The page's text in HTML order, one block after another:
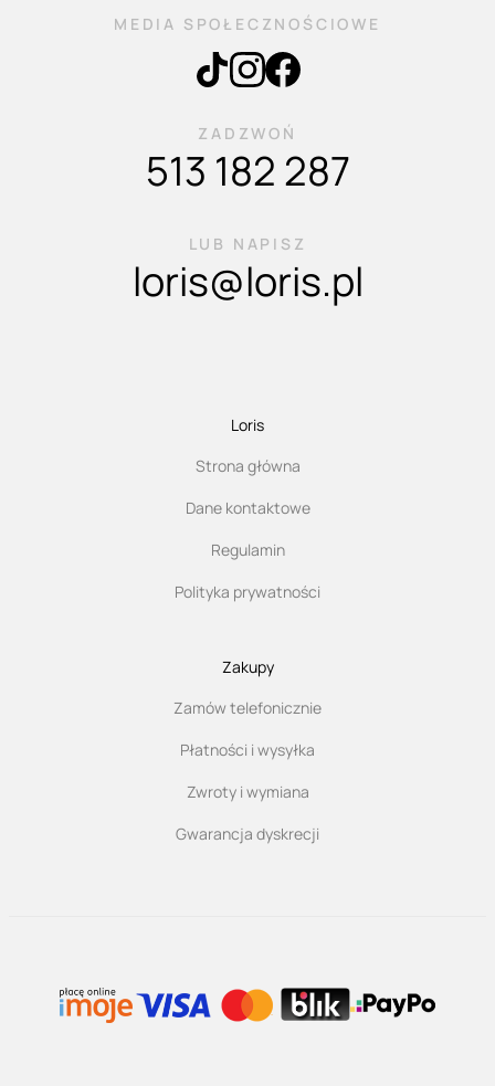
MEDIA SPOŁECZNOŚCIOWE
ZADZWOŃ
513 182 287
LUB NAPISZ
loris@loris.pl
Loris
Strona główna
Dane kontaktowe
Regulamin
Polityka prywatności
Zakupy
Zamów telefonicznie
Płatności i wysyłka
Zwroty i wymiana
Gwarancja dyskrecji